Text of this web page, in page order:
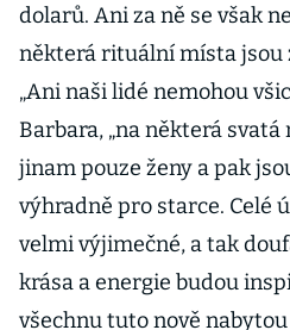
dolarů. Ani za ně se však
některá rituální místa jsou
„Ani naši lidé nemohou
Barbara, „na některá
jinam pouze ženy a pak
výhradně pro starce. Celé
velmi výjimečné, a tak
krása a energie budou
všechnu tuto nově